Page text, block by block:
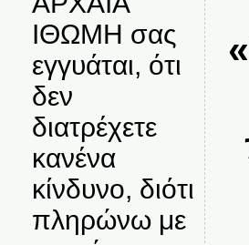
ΙΘΩΜΗ σας
εγγυάται, ότι
δεν
διατρέχετε
κανένα
κίνδυνο, διότι
πληρώνω με